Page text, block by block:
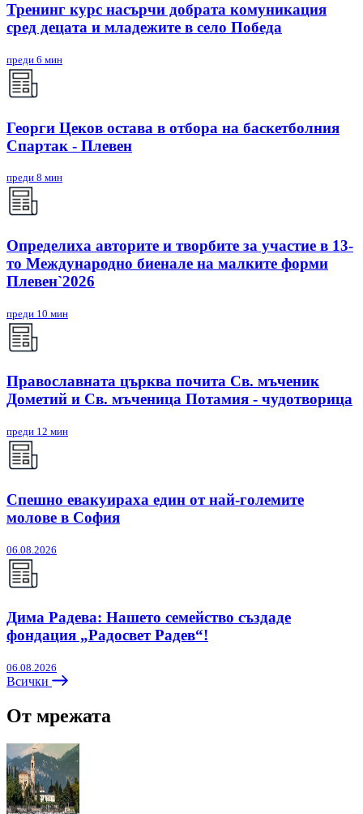
Тренинг курс насърчи добрата комуникация
сред децата и младежите в село Победа
преди 6 мин
Георги Цеков остава в отбора на баскетболния
Спартак - Плевен
преди 8 мин
Определиха авторите и творбите за участие в 13-
то Международно биенале на малките форми
Плевен`2026
преди 10 мин
Православната църква почита Св. мъченик
Дометий и Св. мъченица Потамия - чудотворица
преди 12 мин
Спешно евакуираха един от най-големите
молове в София
06.08.2026
Дима Радева: Нашето семейство създаде
фондация „Радосвет Радев“!
06.08.2026
Всички
От мрежата